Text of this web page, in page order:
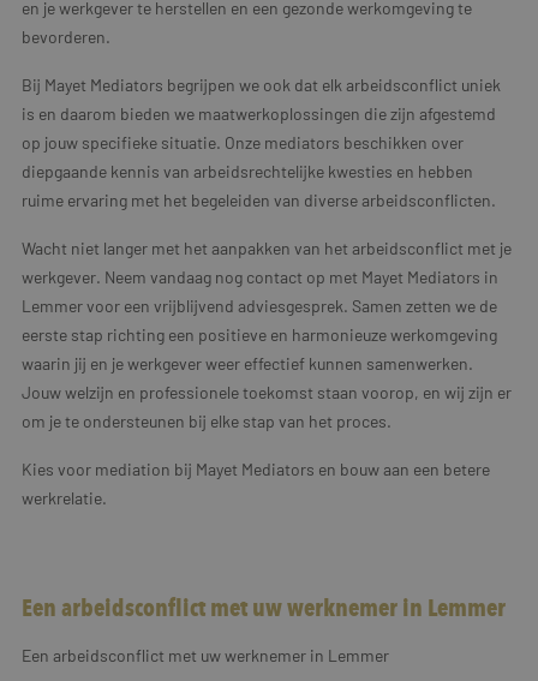
en je werkgever te herstellen en een gezonde werkomgeving te
bevorderen.
Bij Mayet Mediators begrijpen we ook dat elk arbeidsconflict uniek
is en daarom bieden we maatwerkoplossingen die zijn afgestemd
op jouw specifieke situatie. Onze mediators beschikken over
diepgaande kennis van arbeidsrechtelijke kwesties en hebben
ruime ervaring met het begeleiden van diverse arbeidsconflicten.
Wacht niet langer met het aanpakken van het arbeidsconflict met je
werkgever. Neem vandaag nog contact op met Mayet Mediators in
Lemmer voor een vrijblijvend adviesgesprek. Samen zetten we de
eerste stap richting een positieve en harmonieuze werkomgeving
waarin jij en je werkgever weer effectief kunnen samenwerken.
Jouw welzijn en professionele toekomst staan voorop, en wij zijn er
om je te ondersteunen bij elke stap van het proces.
Kies voor mediation bij Mayet Mediators en bouw aan een betere
werkrelatie.
Een arbeidsconflict met uw werknemer in Lemmer
Een arbeidsconflict met uw werknemer in Lemmer